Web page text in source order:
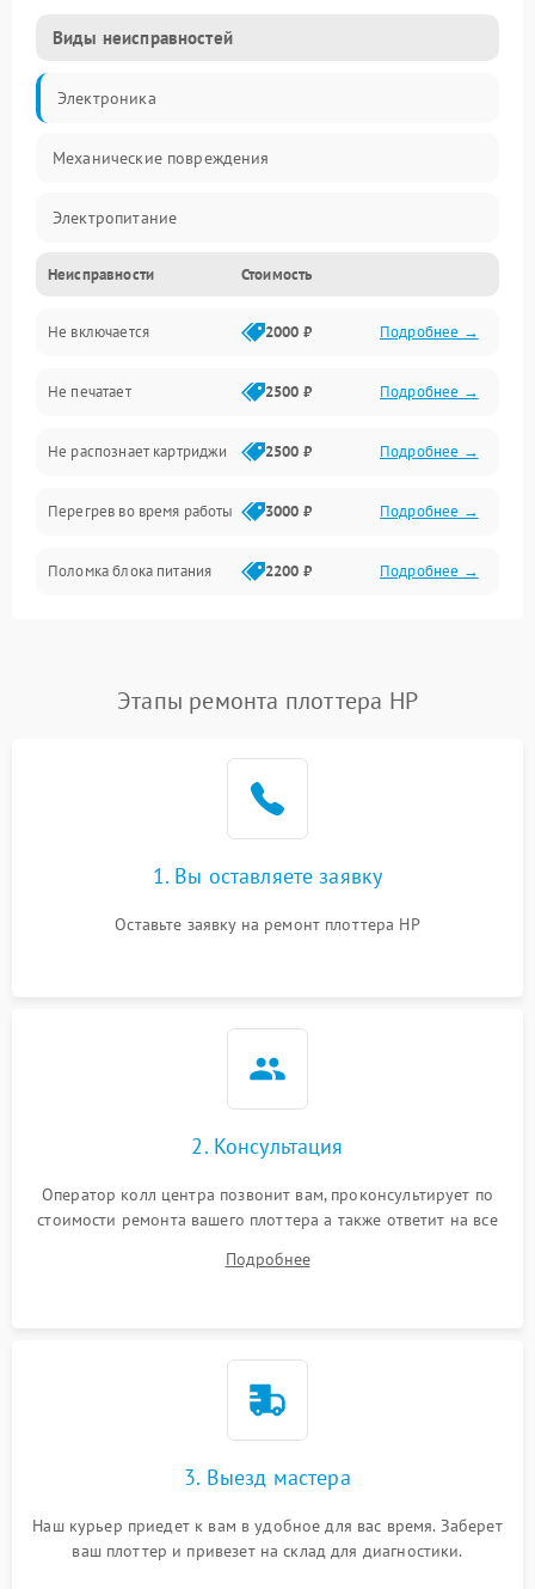
Виды неисправностей
Электроника
Механические повреждения
Электропитание
Работа системы
Механика
Оптика
Программное обеспечение
Корпус/Герметичность
Интерфейсы
Неисправности Стоимость
Не включается 2000 ₽ Подробнее →
Не печатает 2500 ₽ Подробнее →
Не распознает картриджи 2500 ₽ Подробнее →
Перегрев во время работы 3000 ₽ Подробнее →
Поломка блока питания 2200 ₽ Подробнее →
Этапы ремонта плоттера HP
1. Вы оставляете заявку
Оставьте заявку на ремонт плоттера HP
2. Консультация
Оператор колл центра позвонит вам, проконсультирует по
стоимости ремонта вашего плоттера а также ответит на все
Подробнее
3. Выезд мастера
Наш курьер приедет к вам в удобное для вас время. Заберет
ваш плоттер и привезет на склад для диагностики.